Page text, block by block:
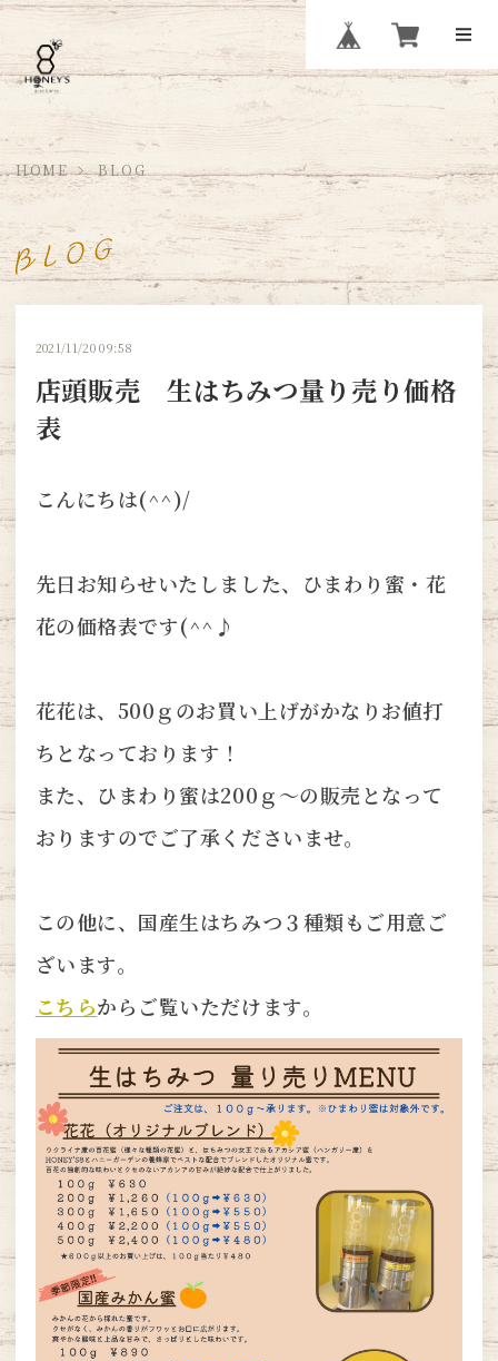
HOME BLOG
店頭販売 生はちみつ量り売り価格
表
2021/11/20 09:58
こんにちは(^^)/
先日お知らせいたしました、ひまわり蜜・花
花の価格表です(^^♪
花花は、500ｇのお買い上げがかなりお値打
ちとなっております！
また、ひまわり蜜は200ｇ～の販売となって
おりますのでご了承くださいませ。
この他に、国産生はちみつ３種類もご用意ご
ざいます。
こちらからご覧いただけます。